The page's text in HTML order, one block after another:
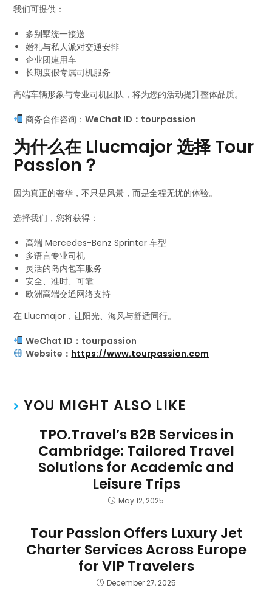
我们可提供：
多别墅统一接送
婚礼与私人派对交通安排
企业团建用车
长期度假专属司机服务
高端车辆形象与专业司机团队，将为您的活动提升整体品质。
商务合作咨询：WeChat ID：tourpassion
为什么在 Llucmajor 选择 Tour
Passion？
因为真正的奢华，不只是风景，而是全程无忧的体验。
选择我们，您将获得：
高端 Mercedes-Benz Sprinter 车型
多语言专业司机
灵活的岛内包车服务
安全、准时、可靠
欧洲高端交通网络支持
在 Llucmajor，让阳光、海风与舒适同行。
WeChat ID：tourpassion
Website： https://www.tourpassion.com
YOU MIGHT ALSO LIKE
TPO.Travel’s B2B Services in
Cambridge: Tailored Travel
Solutions for Academic and
Leisure Trips
May 12, 2025
Tour Passion Offers Luxury Jet
Charter Services Across Europe
for VIP Travelers
December 27, 2025